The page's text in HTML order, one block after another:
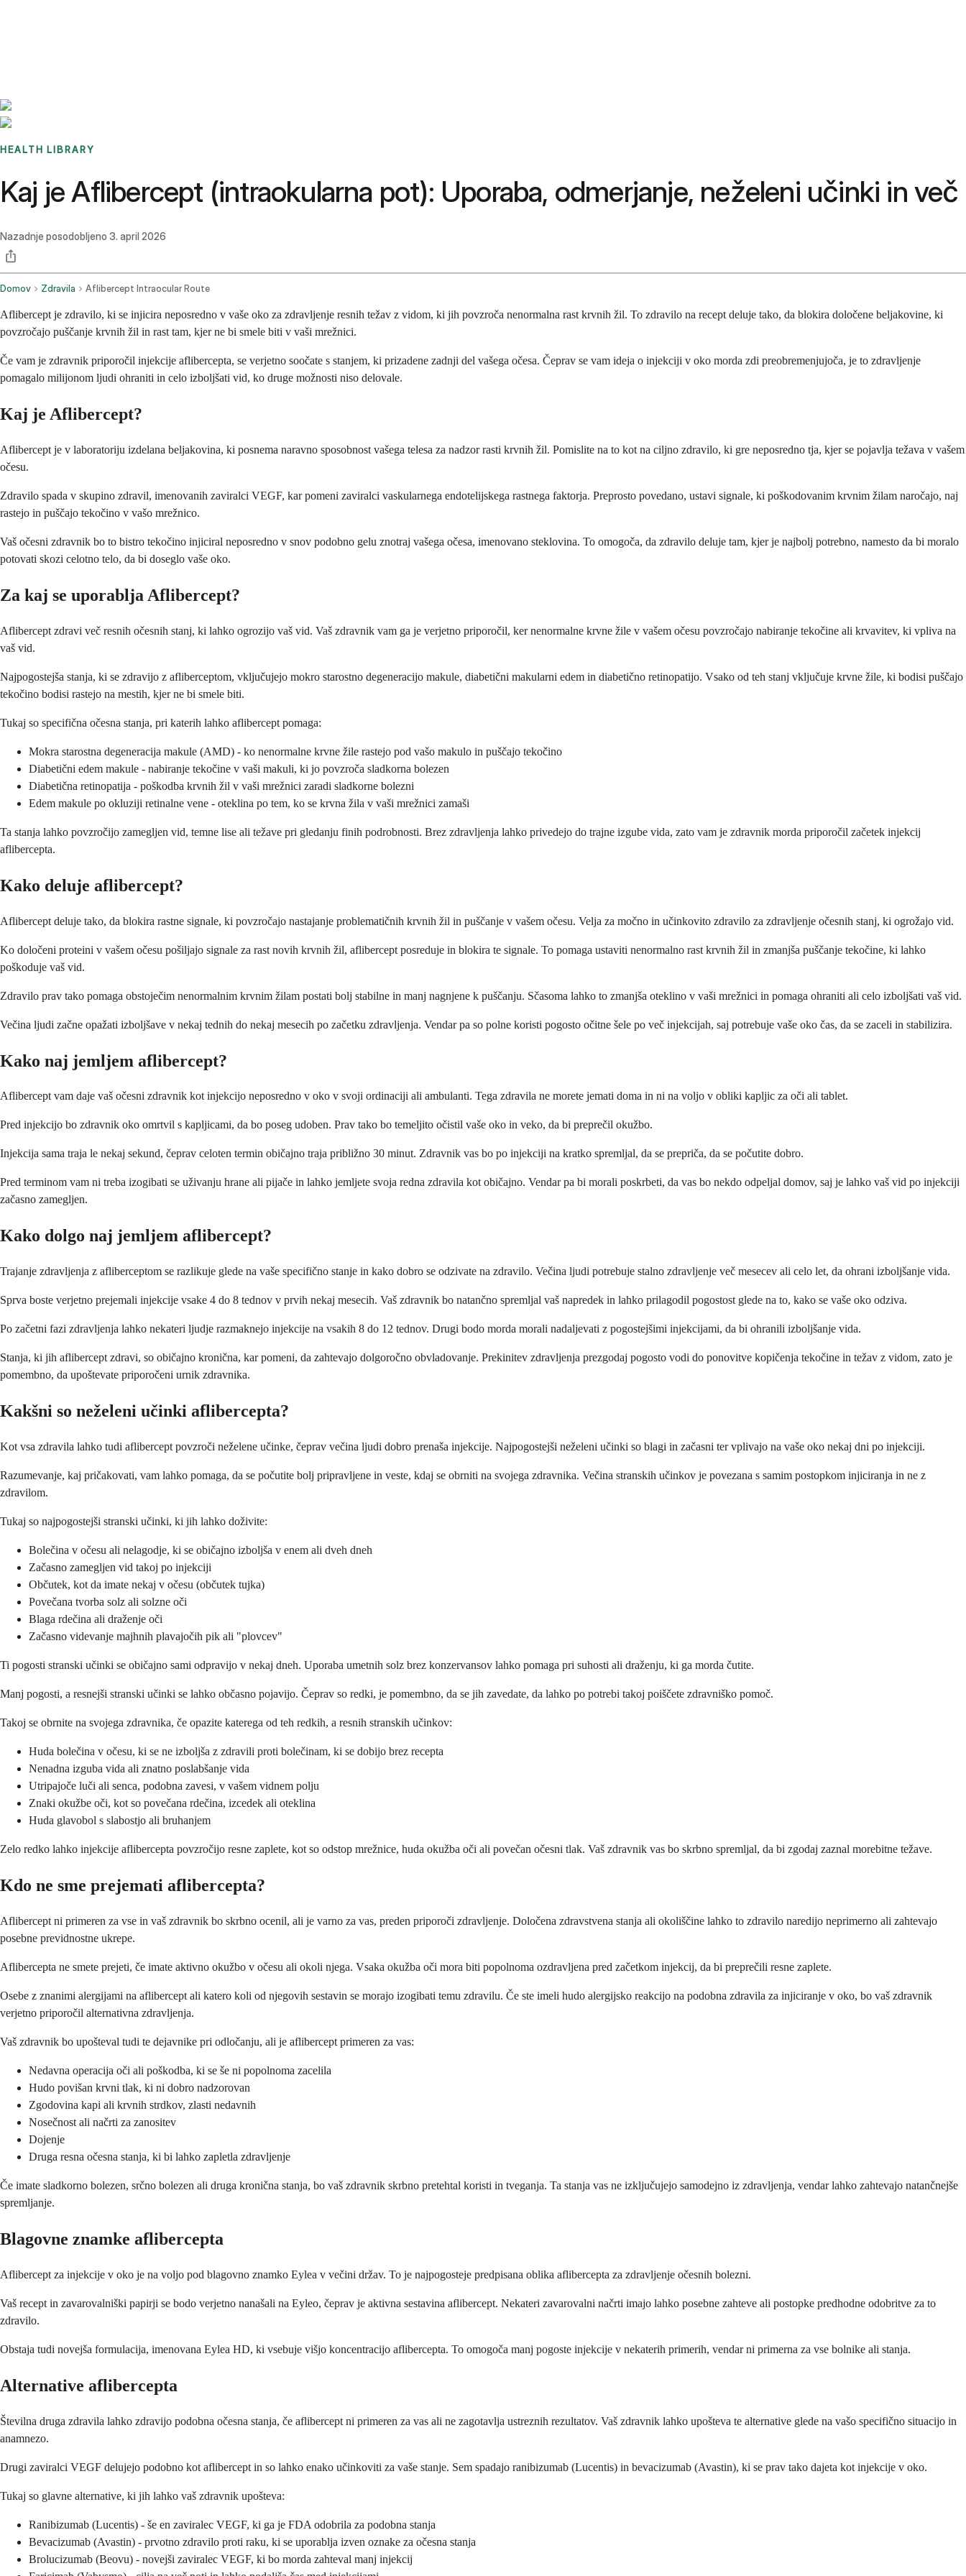
HEALTH LIBRARY
Kaj je Aflibercept (intraokularna pot): Uporaba, odmerjanje, neželeni učinki in več
Nazadnje posodobljeno 3. april 2026
Domov Zdravila Aflibercept Intraocular Route
Aflibercept je zdravilo, ki se injicira neposredno v vaše oko za zdravljenje resnih težav z vidom, ki jih povzroča nenormalna rast krvnih žil. To zdravilo na recept deluje tako, da blokira določene beljakovine, ki
povzročajo puščanje krvnih žil in rast tam, kjer ne bi smele biti v vaši mrežnici.
Če vam je zdravnik priporočil injekcije aflibercepta, se verjetno soočate s stanjem, ki prizadene zadnji del vašega očesa. Čeprav se vam ideja o injekciji v oko morda zdi preobremenjujoča, je to zdravljenje
pomagalo milijonom ljudi ohraniti in celo izboljšati vid, ko druge možnosti niso delovale.
Kaj je Aflibercept?
Aflibercept je v laboratoriju izdelana beljakovina, ki posnema naravno sposobnost vašega telesa za nadzor rasti krvnih žil. Pomislite na to kot na ciljno zdravilo, ki gre neposredno tja, kjer se pojavlja težava v vašem
očesu.
Zdravilo spada v skupino zdravil, imenovanih zaviralci VEGF, kar pomeni zaviralci vaskularnega endotelijskega rastnega faktorja. Preprosto povedano, ustavi signale, ki poškodovanim krvnim žilam naročajo, naj
rastejo in puščajo tekočino v vašo mrežnico.
Vaš očesni zdravnik bo to bistro tekočino injiciral neposredno v snov podobno gelu znotraj vašega očesa, imenovano steklovina. To omogoča, da zdravilo deluje tam, kjer je najbolj potrebno, namesto da bi moralo
potovati skozi celotno telo, da bi doseglo vaše oko.
Za kaj se uporablja Aflibercept?
Aflibercept zdravi več resnih očesnih stanj, ki lahko ogrozijo vaš vid. Vaš zdravnik vam ga je verjetno priporočil, ker nenormalne krvne žile v vašem očesu povzročajo nabiranje tekočine ali krvavitev, ki vpliva na
vaš vid.
Najpogostejša stanja, ki se zdravijo z afliberceptom, vključujejo mokro starostno degeneracijo makule, diabetični makularni edem in diabetično retinopatijo. Vsako od teh stanj vključuje krvne žile, ki bodisi puščajo
tekočino bodisi rastejo na mestih, kjer ne bi smele biti.
Tukaj so specifična očesna stanja, pri katerih lahko aflibercept pomaga:
Mokra starostna degeneracija makule (AMD) - ko nenormalne krvne žile rastejo pod vašo makulo in puščajo tekočino
Diabetični edem makule - nabiranje tekočine v vaši makuli, ki jo povzroča sladkorna bolezen
Diabetična retinopatija - poškodba krvnih žil v vaši mrežnici zaradi sladkorne bolezni
Edem makule po okluziji retinalne vene - oteklina po tem, ko se krvna žila v vaši mrežnici zamaši
Ta stanja lahko povzročijo zamegljen vid, temne lise ali težave pri gledanju finih podrobnosti. Brez zdravljenja lahko privedejo do trajne izgube vida, zato vam je zdravnik morda priporočil začetek injekcij
aflibercepta.
Kako deluje aflibercept?
Aflibercept deluje tako, da blokira rastne signale, ki povzročajo nastajanje problematičnih krvnih žil in puščanje v vašem očesu. Velja za močno in učinkovito zdravilo za zdravljenje očesnih stanj, ki ogrožajo vid.
Ko določeni proteini v vašem očesu pošiljajo signale za rast novih krvnih žil, aflibercept posreduje in blokira te signale. To pomaga ustaviti nenormalno rast krvnih žil in zmanjša puščanje tekočine, ki lahko
poškoduje vaš vid.
Zdravilo prav tako pomaga obstoječim nenormalnim krvnim žilam postati bolj stabilne in manj nagnjene k puščanju. Sčasoma lahko to zmanjša oteklino v vaši mrežnici in pomaga ohraniti ali celo izboljšati vaš vid.
Večina ljudi začne opažati izboljšave v nekaj tednih do nekaj mesecih po začetku zdravljenja. Vendar pa so polne koristi pogosto očitne šele po več injekcijah, saj potrebuje vaše oko čas, da se zaceli in stabilizira.
Kako naj jemljem aflibercept?
Aflibercept vam daje vaš očesni zdravnik kot injekcijo neposredno v oko v svoji ordinaciji ali ambulanti. Tega zdravila ne morete jemati doma in ni na voljo v obliki kapljic za oči ali tablet.
Pred injekcijo bo zdravnik oko omrtvil s kapljicami, da bo poseg udoben. Prav tako bo temeljito očistil vaše oko in veko, da bi preprečil okužbo.
Injekcija sama traja le nekaj sekund, čeprav celoten termin običajno traja približno 30 minut. Zdravnik vas bo po injekciji na kratko spremljal, da se prepriča, da se počutite dobro.
Pred terminom vam ni treba izogibati se uživanju hrane ali pijače in lahko jemljete svoja redna zdravila kot običajno. Vendar pa bi morali poskrbeti, da vas bo nekdo odpeljal domov, saj je lahko vaš vid po injekciji
začasno zamegljen.
Kako dolgo naj jemljem aflibercept?
Trajanje zdravljenja z afliberceptom se razlikuje glede na vaše specifično stanje in kako dobro se odzivate na zdravilo. Večina ljudi potrebuje stalno zdravljenje več mesecev ali celo let, da ohrani izboljšanje vida.
Sprva boste verjetno prejemali injekcije vsake 4 do 8 tednov v prvih nekaj mesecih. Vaš zdravnik bo natančno spremljal vaš napredek in lahko prilagodil pogostost glede na to, kako se vaše oko odziva.
Po začetni fazi zdravljenja lahko nekateri ljudje razmaknejo injekcije na vsakih 8 do 12 tednov. Drugi bodo morda morali nadaljevati z pogostejšimi injekcijami, da bi ohranili izboljšanje vida.
Stanja, ki jih aflibercept zdravi, so običajno kronična, kar pomeni, da zahtevajo dolgoročno obvladovanje. Prekinitev zdravljenja prezgodaj pogosto vodi do ponovitve kopičenja tekočine in težav z vidom, zato je
pomembno, da upoštevate priporočeni urnik zdravnika.
Kakšni so neželeni učinki aflibercepta?
Kot vsa zdravila lahko tudi aflibercept povzroči neželene učinke, čeprav večina ljudi dobro prenaša injekcije. Najpogostejši neželeni učinki so blagi in začasni ter vplivajo na vaše oko nekaj dni po injekciji.
Razumevanje, kaj pričakovati, vam lahko pomaga, da se počutite bolj pripravljene in veste, kdaj se obrniti na svojega zdravnika. Večina stranskih učinkov je povezana s samim postopkom injiciranja in ne z
zdravilom.
Tukaj so najpogostejši stranski učinki, ki jih lahko doživite:
Bolečina v očesu ali nelagodje, ki se običajno izboljša v enem ali dveh dneh
Začasno zamegljen vid takoj po injekciji
Občutek, kot da imate nekaj v očesu (občutek tujka)
Povečana tvorba solz ali solzne oči
Blaga rdečina ali draženje oči
Začasno videvanje majhnih plavajočih pik ali "plovcev"
Ti pogosti stranski učinki se običajno sami odpravijo v nekaj dneh. Uporaba umetnih solz brez konzervansov lahko pomaga pri suhosti ali draženju, ki ga morda čutite.
Manj pogosti, a resnejši stranski učinki se lahko občasno pojavijo. Čeprav so redki, je pomembno, da se jih zavedate, da lahko po potrebi takoj poiščete zdravniško pomoč.
Takoj se obrnite na svojega zdravnika, če opazite katerega od teh redkih, a resnih stranskih učinkov:
Huda bolečina v očesu, ki se ne izboljša z zdravili proti bolečinam, ki se dobijo brez recepta
Nenadna izguba vida ali znatno poslabšanje vida
Utripajoče luči ali senca, podobna zavesi, v vašem vidnem polju
Znaki okužbe oči, kot so povečana rdečina, izcedek ali oteklina
Huda glavobol s slabostjo ali bruhanjem
Zelo redko lahko injekcije aflibercepta povzročijo resne zaplete, kot so odstop mrežnice, huda okužba oči ali povečan očesni tlak. Vaš zdravnik vas bo skrbno spremljal, da bi zgodaj zaznal morebitne težave.
Kdo ne sme prejemati aflibercepta?
Aflibercept ni primeren za vse in vaš zdravnik bo skrbno ocenil, ali je varno za vas, preden priporoči zdravljenje. Določena zdravstvena stanja ali okoliščine lahko to zdravilo naredijo neprimerno ali zahtevajo
posebne previdnostne ukrepe.
Aflibercepta ne smete prejeti, če imate aktivno okužbo v očesu ali okoli njega. Vsaka okužba oči mora biti popolnoma ozdravljena pred začetkom injekcij, da bi preprečili resne zaplete.
Osebe z znanimi alergijami na aflibercept ali katero koli od njegovih sestavin se morajo izogibati temu zdravilu. Če ste imeli hudo alergijsko reakcijo na podobna zdravila za injiciranje v oko, bo vaš zdravnik
verjetno priporočil alternativna zdravljenja.
Vaš zdravnik bo upošteval tudi te dejavnike pri odločanju, ali je aflibercept primeren za vas:
Nedavna operacija oči ali poškodba, ki se še ni popolnoma zacelila
Hudo povišan krvni tlak, ki ni dobro nadzorovan
Zgodovina kapi ali krvnih strdkov, zlasti nedavnih
Nosečnost ali načrti za zanositev
Dojenje
Druga resna očesna stanja, ki bi lahko zapletla zdravljenje
Če imate sladkorno bolezen, srčno bolezen ali druga kronična stanja, bo vaš zdravnik skrbno pretehtal koristi in tveganja. Ta stanja vas ne izključujejo samodejno iz zdravljenja, vendar lahko zahtevajo natančnejše
spremljanje.
Blagovne znamke aflibercepta
Aflibercept za injekcije v oko je na voljo pod blagovno znamko Eylea v večini držav. To je najpogosteje predpisana oblika aflibercepta za zdravljenje očesnih bolezni.
Vaš recept in zavarovalniški papirji se bodo verjetno nanašali na Eyleo, čeprav je aktivna sestavina aflibercept. Nekateri zavarovalni načrti imajo lahko posebne zahteve ali postopke predhodne odobritve za to
zdravilo.
Obstaja tudi novejša formulacija, imenovana Eylea HD, ki vsebuje višjo koncentracijo aflibercepta. To omogoča manj pogoste injekcije v nekaterih primerih, vendar ni primerna za vse bolnike ali stanja.
Alternative aflibercepta
Številna druga zdravila lahko zdravijo podobna očesna stanja, če aflibercept ni primeren za vas ali ne zagotavlja ustreznih rezultatov. Vaš zdravnik lahko upošteva te alternative glede na vašo specifično situacijo in
anamnezo.
Drugi zaviralci VEGF delujejo podobno kot aflibercept in so lahko enako učinkoviti za vaše stanje. Sem spadajo ranibizumab (Lucentis) in bevacizumab (Avastin), ki se prav tako dajeta kot injekcije v oko.
Tukaj so glavne alternative, ki jih lahko vaš zdravnik upošteva:
Ranibizumab (Lucentis) - še en zaviralec VEGF, ki ga je FDA odobrila za podobna stanja
Bevacizumab (Avastin) - prvotno zdravilo proti raku, ki se uporablja izven oznake za očesna stanja
Brolucizumab (Beovu) - novejši zaviralec VEGF, ki bo morda zahteval manj injekcij